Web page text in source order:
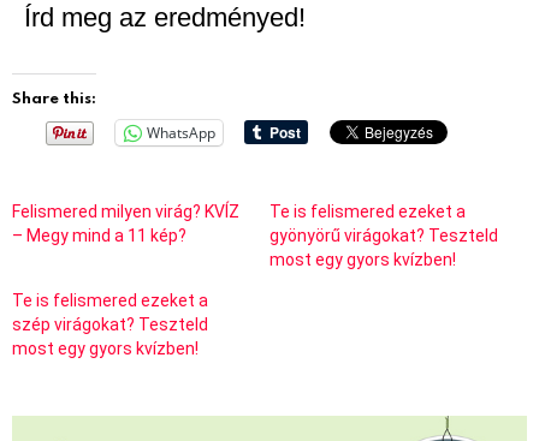
Írd meg az eredményed!
Share this:
WhatsApp
Felismered milyen virág? KVÍZ
– Megy mind a 11 kép?
Te is felismered ezeket a
gyönyörű virágokat? Teszteld
most egy gyors kvízben!
Te is felismered ezeket a
szép virágokat? Teszteld
most egy gyors kvízben!